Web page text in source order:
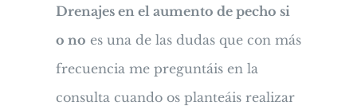
Drenajes en el aumento de pecho si
o no es una de las dudas que con más
frecuencia me preguntáis en la
consulta cuando os planteáis realizar